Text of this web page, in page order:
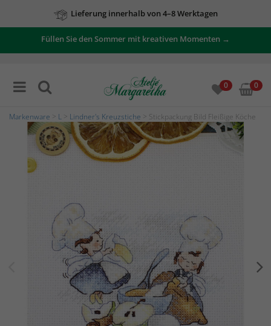
Lieferung innerhalb von 4–8 Werktagen
Füllen Sie den Sommer mit kreativen Momenten →
0 0
Markenware L Lindner's Kreuzstiche > Stickpackung Bild Fleißige Köche